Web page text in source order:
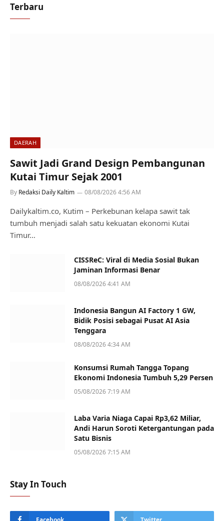
Terbaru
DAERAH
Sawit Jadi Grand Design Pembangunan
Kutai Timur Sejak 2001
By Redaksi Daily Kaltim 08/08/2026 4:56 AM
Dailykaltim.co, Kutim – Perkebunan kelapa sawit tak
tumbuh menjadi salah satu kekuatan ekonomi Kutai
Timur…
CISSReC: Viral di Media Sosial Bukan
Jaminan Informasi Benar
08/08/2026 4:41 AM
Indonesia Bangun AI Factory 1 GW,
Bidik Posisi sebagai Pusat AI Asia
Tenggara
08/08/2026 4:34 AM
Konsumsi Rumah Tangga Topang
Ekonomi Indonesia Tumbuh 5,29 Persen
05/08/2026 7:19 AM
Laba Varia Niaga Capai Rp3,62 Miliar,
Andi Harun Soroti Ketergantungan pada
Satu Bisnis
05/08/2026 7:15 AM
Stay In Touch